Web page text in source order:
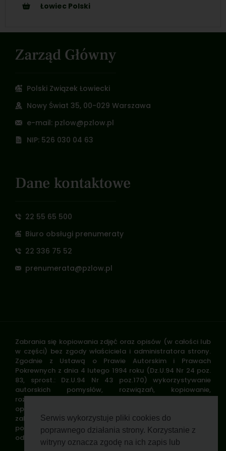
Serwis wykorzystuje pliki cookies do
poprawnego działania strony. Korzystanie z
witryny oznacza zgodę na ich zapis lub
Łowiec Polski
Zarząd Główny
Polski Związek Łowiecki
Nowy Świat 35, 00-029 Warszawa
e-mail: pzlow@pzlow.pl
NIP: 526 030 04 63
Dane kontaktowe
22 55 65 500
Biuro obsługi prenumeraty
22 336 75 52
prenumerata@pzlow.pl
Zabrania się kopiowania zdjęć oraz opisów (w całości lub
w części) bez zgody właściciela i administratora strony.
Zgodnie z Ustawą o Prawie Autorskim i Prawach
Pokrewnych z dnia 4 lutego 1994 roku (Dz.U.94 Nr 24 poz.
83, sprost.: Dz.U.94 Nr 43 poz.170) wykorzystywanie
autorskich pomysłów, rozwiązań, kopiowanie,
rozpowszechnianie zdjęć, fragmentów grafiki, tekstów
opisów w celach zarobkowych, bez zezwolenia autora jest
zabronione i stanowi naruszenie praw autorskich oraz
podlega karze. Znaki towarowe i graficzne są własnością
odpowiednich firm i/lub instytucji.